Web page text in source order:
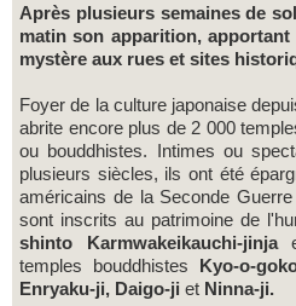
Après plusieurs semaines de soleil estival, la pluie a fait ce
matin son apparition,
mystère aux rues et sites
Foyer de la culture japonaise
abrite encore plus de 2 000
ou bouddhistes. Intimes ou
plusieurs siècles, ils ont été
américains de la Seconde
sont inscrits au patrimoine de
shinto Karmwakeikauchi-jinja
temples bouddhistes Kyo-o-
Enryaku-ji, Daigo-ji et Ninna-ji.